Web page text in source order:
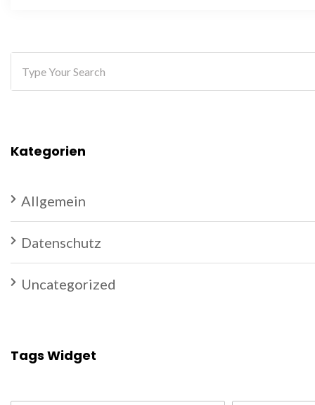
Kategorien
Allgemein
Datenschutz
Uncategorized
Tags Widget